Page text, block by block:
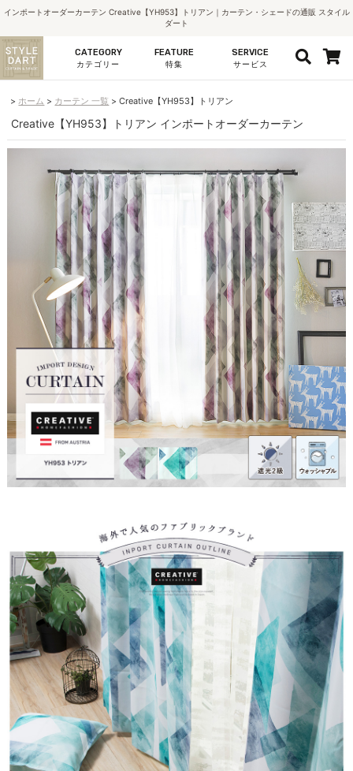
インポートオーダーカーテン Creative【YH953】トリアン｜カーテン・シェードの通販 スタイル
ダート
CATEGORY
カテゴリー
FEATURE
特集
SERVICE
サービス
ホーム カーテン 一覧 Creative【YH953】トリアン
Creative【YH953】トリアン インポートオーダーカーテン